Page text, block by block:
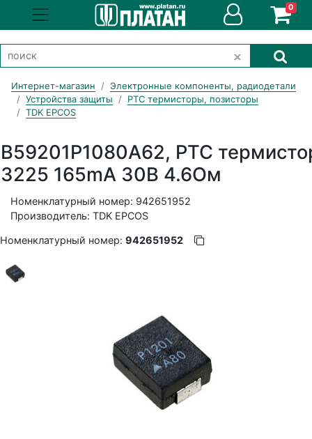
0
Интернет-магазин
Электронные компоненты, радиодетали
Устройства защиты
PTC термисторы, позисторы
TDK EPCOS
B59201P1080A62, PTC
3225 165mA 30В 4.6Ом
Номенклатурный номер: 942651952
Производитель: TDK EPCOS
Номенклатурный номер: 942651952